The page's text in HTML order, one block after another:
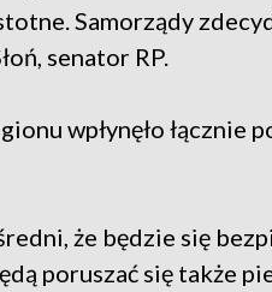
Samorządy
senator RP.
wpłynęło łącznie
że będzie się
poruszać się także